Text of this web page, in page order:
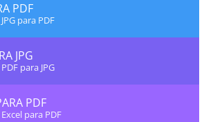
PDF
para PDF
JPG
para JPG
PDF
para PDF